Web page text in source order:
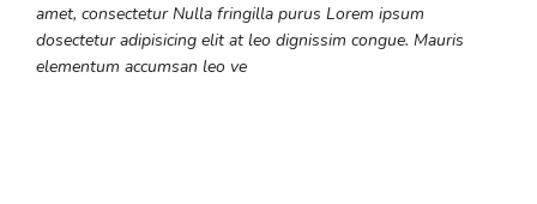
amet, consectetur Nulla fringilla purus Lorem ipsum
dosectetur adipisicing elit at leo dignissim congue. Mauris
elementum accumsan leo ve